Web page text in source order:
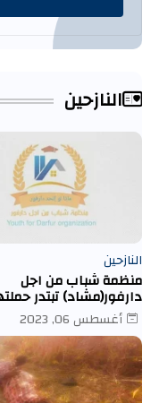
النازحين
النازحين
منظمة شباب من اجل
دارفور(مشاد) تبتدر
الاولى لتوزع مساعدات
بمعسكر ادري- تشاد
أغسطس 06, 2023